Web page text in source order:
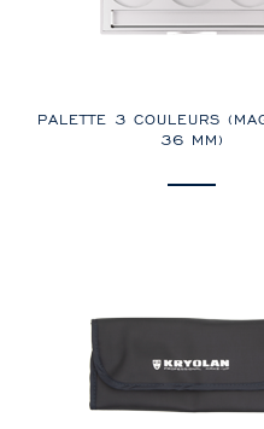
PALETTE 3 COULEURS
36 MM)